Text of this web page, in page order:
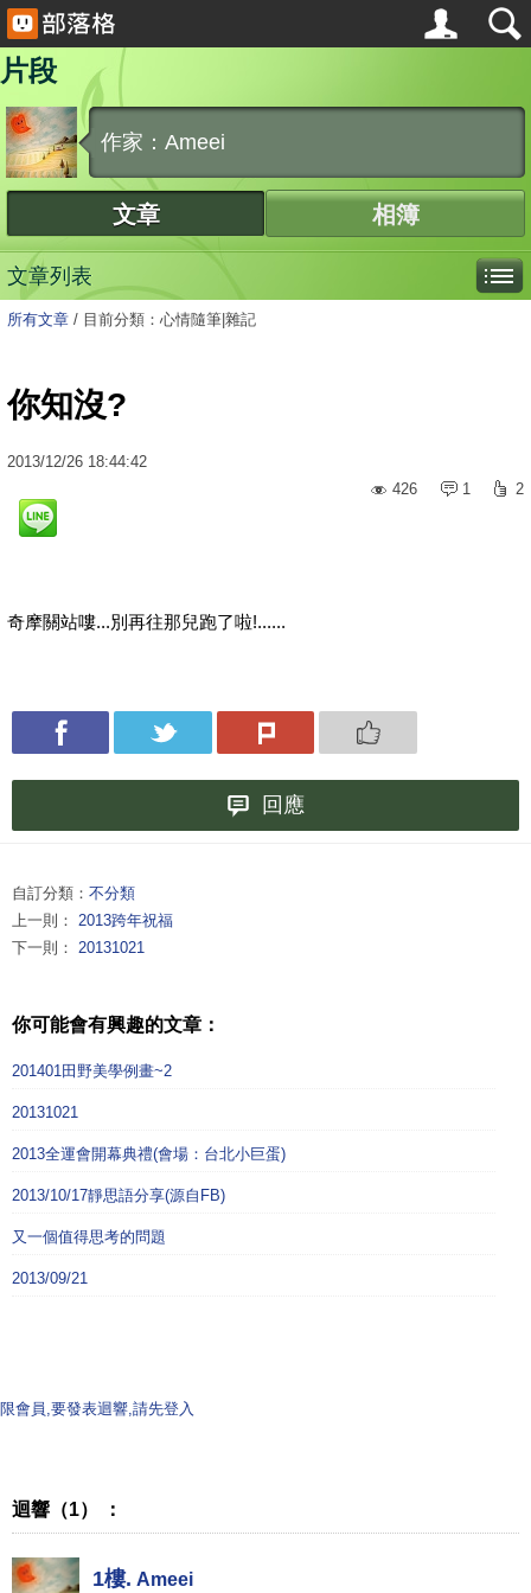
片段
作家：Ameei
文章 相簿
文章列表
所有文章 / 目前分類：心情隨筆|雜記
你知沒?
2013/12/26 18:44:42
426
1 2
奇摩關站嘍...別再往那兒跑了啦!......
回應
自訂分類： 不分類
上一則： 2013跨年祝福
下一則： 20131021
你可能會有興趣的文章：
201401田野美學例畫~2
20131021
2013全運會開幕典禮(會場：台北小巨蛋)
2013/10/17靜思語分享(源自FB)
又一個值得思考的問題
2013/09/21
限會員,要發表迴響,請先登入
迴響（1） ：
1樓. Ameei